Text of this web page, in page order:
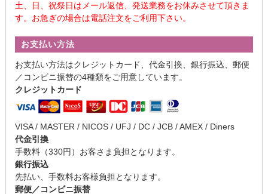
土、日、祝祭日はメール返信、発送業務をお休みさせて頂きま
す。お急ぎの場合は電話注文をご利用下さい。
お支払い方法
お支払い方法はクレジットカード、代金引換、銀行振込、郵便
／コンビニ振替の4種類をご用意しています。
クレジットカード
VISA / MASTER / NICOS / UFJ / DC / JCB / AMEX / Diners
代金引換
手数料（330円）お客さま負担となります。
銀行振込
先払い、手数料お客様負担となります。
郵便／コンビニ振替